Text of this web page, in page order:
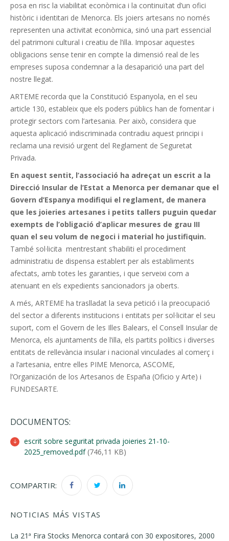
posa en risc la viabilitat econòmica i la continuïtat d’un ofici
històric i identitari de Menorca. Els joiers artesans no només
representen una activitat econòmica, sinó una part essencial
del patrimoni cultural i creatiu de l’illa. Imposar aquestes
obligacions sense tenir en compte la dimensió real de les
empreses suposa condemnar a la desaparició una part del
nostre llegat.
ARTEME recorda que la Constitució Espanyola, en el seu
article 130, estableix que els poders públics han de fomentar i
protegir sectors com l’artesania. Per això, considera que
aquesta aplicació indiscriminada contradiu aquest principi i
reclama una revisió urgent del Reglament de Seguretat
Privada.
En aquest sentit, l’associació ha adreçat un escrit a la
Direcció Insular de l’Estat a Menorca per demanar que el
Govern d’Espanya modifiqui el reglament, de manera
que les joieries artesanes i petits tallers puguin quedar
exempts de l’obligació d’aplicar mesures de grau III
quan el seu volum de negoci i material ho justifiquin.
També sol·licita mentrestant s’habiliti el procediment
administratiu de dispensa establert per als establiments
afectats, amb totes les garanties, i que serveixi com a
atenuant en els expedients sancionadors ja oberts.
A més, ARTEME ha traslladat la seva petició i la preocupació
del sector a diferents institucions i entitats per sol·licitar el seu
suport, com el Govern de les Illes Balears, el Consell Insular de
Menorca, els ajuntaments de l’illa, els partits polítics i diverses
entitats de rellevància insular i nacional vinculades al comerç i
a l’artesania, entre elles PIME Menorca, ASCOME,
l’Organización de los Artesanos de España (Oficio y Arte) i
FUNDESARTE.
DOCUMENTOS:
escrit sobre seguritat privada joieries 21-10-
2025_removed.pdf(746,11 KB)
COMPARTIR:
NOTICIAS MÁS VISTAS
La 21ª Fira Stocks Menorca contará con 30 expositores, 2000